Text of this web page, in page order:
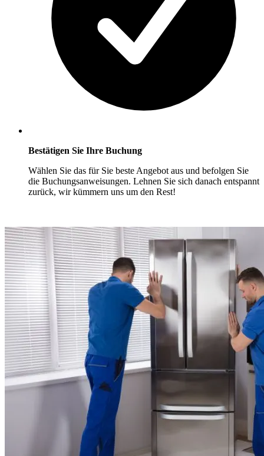
Bestätigen Sie Ihre Buchung
Wählen Sie das für Sie beste Angebot aus und befolgen Sie
die Buchungsanweisungen. Lehnen Sie sich danach entspannt
zurück, wir kümmern uns um den Rest!